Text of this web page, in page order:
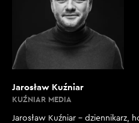
Jarosław Kuźniar
KUŹNIAR MEDIA
Jarosław Kuźniar – dziennikarz,